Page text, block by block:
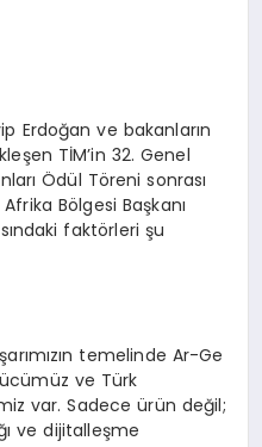
Erdoğan ve bakanların
TİM’in 32. Genel
Ödül Töreni sonrası
Bölgesi Başkanı
faktörleri şu
temelinde Ar-Ge
ve Türk
var. Sadece ürün değil;
ve dijitalleşme